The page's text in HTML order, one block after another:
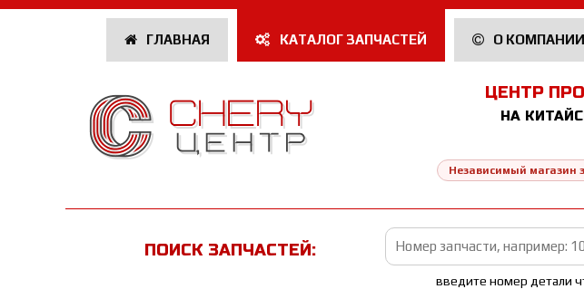
ГЛАВНАЯ КАТАЛОГ ЗАПЧАСТЕЙ О КОМПАНИИ
ЦЕНТР
НА
Независимый магазин
ПОИСК ЗАПЧАСТЕЙ:
введите номер детали